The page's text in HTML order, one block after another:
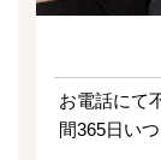
お電話にて
間365日い